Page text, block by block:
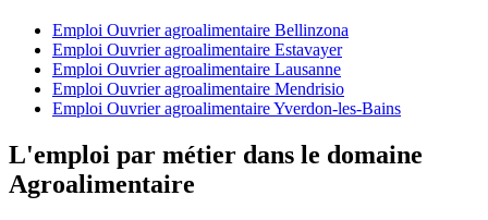
Emploi Ouvrier agroalimentaire Bellinzona
Emploi Ouvrier agroalimentaire Estavayer
Emploi Ouvrier agroalimentaire Lausanne
Emploi Ouvrier agroalimentaire Mendrisio
Emploi Ouvrier agroalimentaire Yverdon-les-Bains
L'emploi par métier dans le domaine
Agroalimentaire